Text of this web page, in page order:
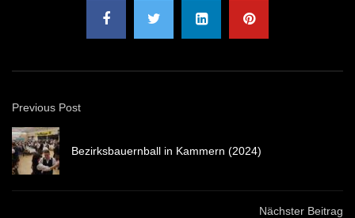
Previous Post
Bezirksbauernball in Kammern (2024)
Nächster Beitrag